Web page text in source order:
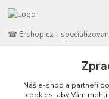
☎ Ershop.cz -
🛡️ Zákaznická
📞 728
⏰ Po-Pá | 7:00
Náš e-shop a partneři
cookies, aby Vám